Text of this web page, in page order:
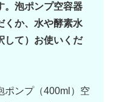
。泡ポンプ空容器
くか、水や酵素水
して）お使いくだ
ポンプ（400ml）空